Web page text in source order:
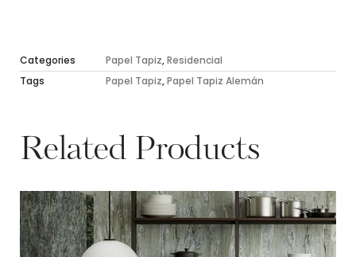
Categories Papel Tapiz,Residencial
Tags
Papel Tapiz,Papel Tapiz Alemán
Related Products